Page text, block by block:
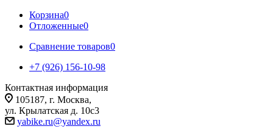
Корзина0
Отложенные0
Сравнение товаров0
+7 (926) 156-10-98
Контактная информация
105187, г. Москва,
ул. Крылатская д. 10с3
yabike.ru@yandex.ru